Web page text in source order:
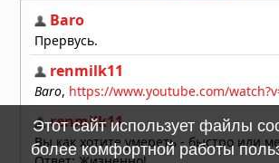
Этот сайт использует файлы
более комфортной работы